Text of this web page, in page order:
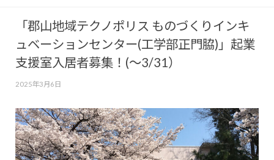
「郡山地域テクノポリス ものづくりインキ
ュベーションセンター(工学部正門脇)」起業
支援室入居者募集！(～3/31）
2025年3月6日